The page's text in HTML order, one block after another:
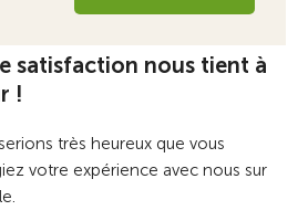
satisfaction nous tient à
!
très heureux que vous
votre expérience avec nous sur